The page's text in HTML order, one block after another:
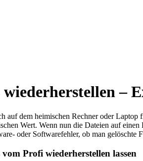
wiederherstellen –
auf dem heimischen Rechner oder
Wert. Wenn nun die Dateien auf
oder Softwarefehler, ob man
Profi wiederherstellen lassen